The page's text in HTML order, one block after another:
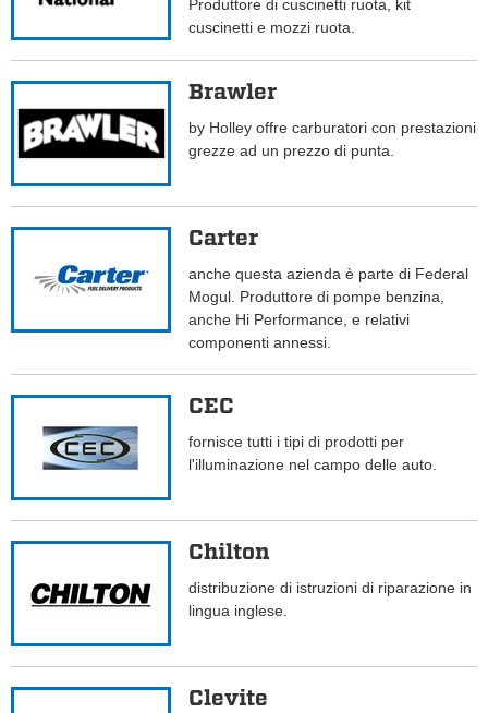
Produttore di cuscinetti ruota, kit
cuscinetti e mozzi ruota.
Brawler
by Holley offre carburatori con prestazioni
grezze ad un prezzo di punta.
Carter
anche questa azienda è parte di Federal
Mogul. Produttore di pompe benzina,
anche Hi Performance, e relativi
componenti annessi.
CEC
fornisce tutti i tipi di prodotti per
l'illuminazione nel campo delle auto.
Chilton
distribuzione di istruzioni di riparazione in
lingua inglese.
Clevite